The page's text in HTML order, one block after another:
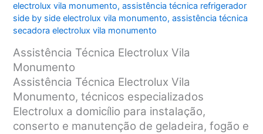
electrolux vila monumento,assistência técnica refrigerador
side by side electrolux vila monumento,assistência técnica
secadora electrolux vila monumento
Assistência Técnica Electrolux Vila
Monumento
Assistência Técnica Electrolux Vila
Monumento, técnicos especializados
Electrolux a domicílio para instalação,
conserto e manutenção de geladeira, fogão e